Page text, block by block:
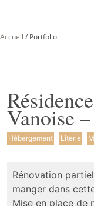
Accueil / Portfolio
Vanoise
Hébergement Literie
Rénovation
manger dans
Mise en place de